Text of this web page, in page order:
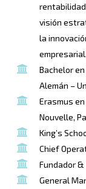
visión
la
empresarial.
Bachelor
Alemán –
Erasmus
Nouvelle,
King’s
Chief
Fundador
General